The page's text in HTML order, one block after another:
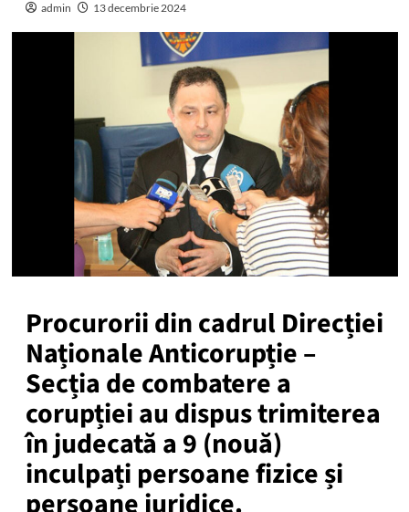
admin 13 decembrie 2024
Procurorii din cadrul Direcției
Naționale Anticorupție –
Secția de combatere a
corupției au dispus trimiterea
în judecată a 9 (nouă)
inculpați persoane fizice și
persoane juridice.